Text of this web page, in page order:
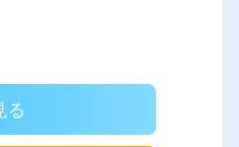
る